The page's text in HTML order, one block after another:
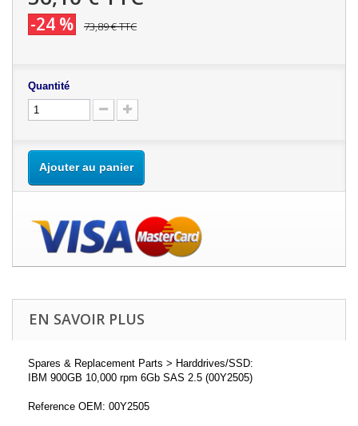
-24 % 73,89 €TTC
Quantité
Ajouter au panier
EN SAVOIR PLUS
Spares & Replacement Parts > Harddrives/SSD:
IBM 900GB 10,000 rpm 6Gb SAS 2.5 (00Y2505)
Reference OEM: 00Y2505